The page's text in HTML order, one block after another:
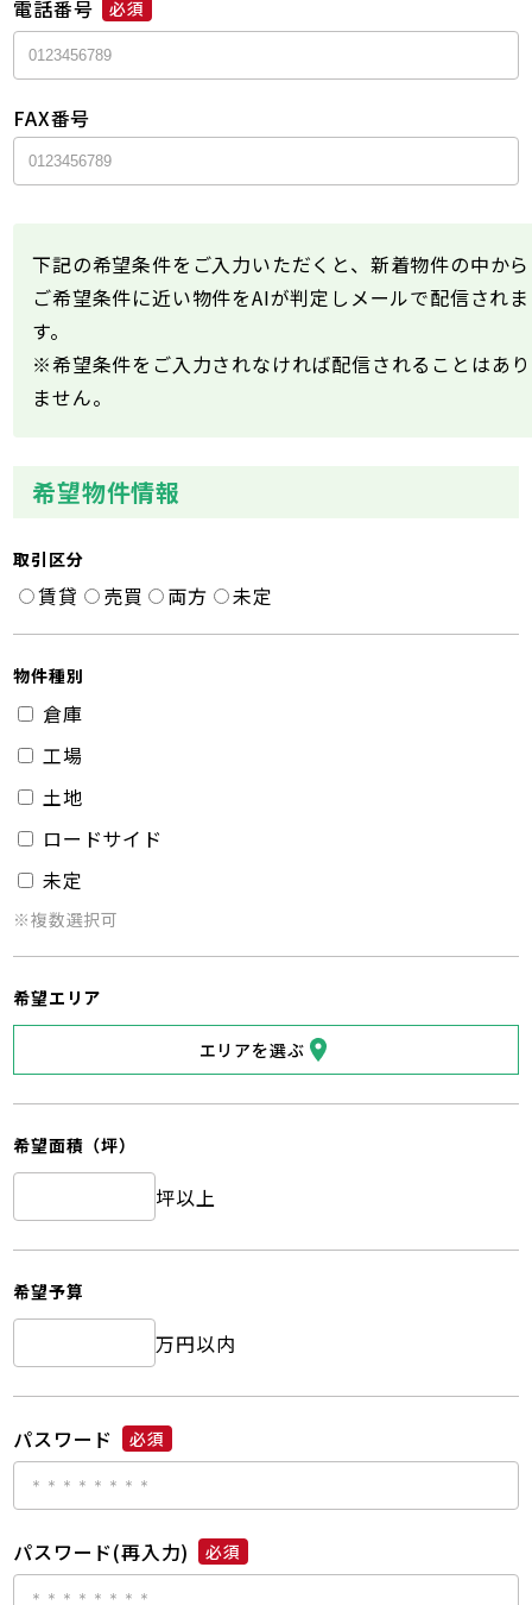
電話番号 必須
FAX番号
下記の希望条件をご入力いただくと、新着物件の中から
ご希望条件に近い物件をAIが判定しメールで配信されま
す。
※希望条件をご入力されなければ配信されることはあり
ません。
希望物件情報
取引区分
賃貸 売買 両方 未定
物件種別
倉庫
工場
土地
ロードサイド
未定
※複数選択可
希望エリア
エリアを選ぶ
希望面積（坪）
坪以上
希望予算
万円以内
パスワード 必須
パスワード(再入力) 必須